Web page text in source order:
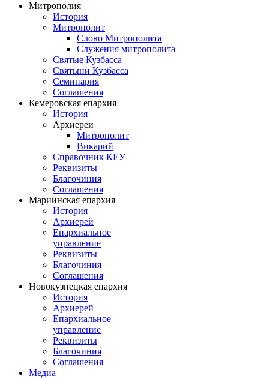
Митрополия
История
Митрополит
Слово Митрополита
Служения митрополита
Святые Кузбасса
Святыни Кузбасса
Семинария
Соглашения
Кемеровская епархия
История
Архиереи
Митрополит
Викарий
Справочник КЕУ
Реквизиты
Благочиния
Соглашения
Мариинская епархия
История
Архиерей
Епархиальное
управление
Реквизиты
Благочиния
Соглашения
Новокузнецкая епархия
История
Архиерей
Епархиальное
управление
Реквизиты
Благочиния
Соглашения
Медиа